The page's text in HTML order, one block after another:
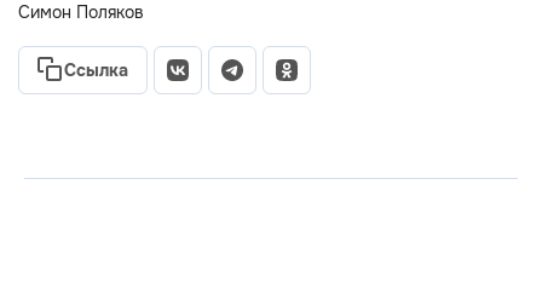
Симон Поляков
Ссылка